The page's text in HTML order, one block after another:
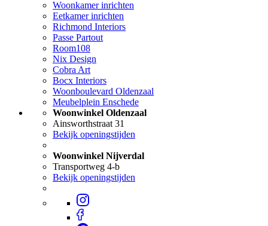
Woonkamer inrichten
Eetkamer inrichten
Richmond Interiors
Passe Partout
Room108
Nix Design
Cobra Art
Bocx Interiors
Woonboulevard Oldenzaal
Meubelplein Enschede
Woonwinkel Oldenzaal
Ainsworthstraat 31
Bekijk openingstijden
Woonwinkel Nijverdal
Transportweg 4-b
Bekijk openingstijden